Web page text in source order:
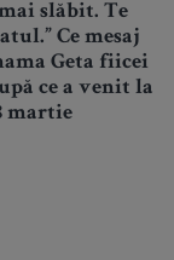
slăbit. Te
Ce mesaj
Geta fiicei
ce a venit la
martie